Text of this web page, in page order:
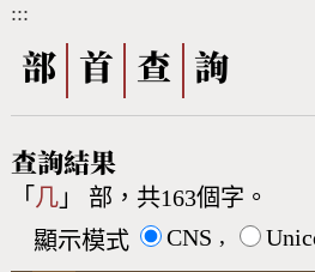
筆順序查詢
Big5查詢
字形下載
熱門查詢統計
:::
部 首 查 詢
查詢結果
「 几」 部，共163個字。
顯示模式
CNS ,